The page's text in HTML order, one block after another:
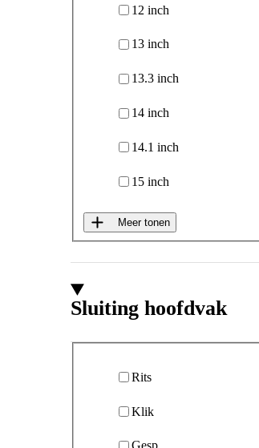
12 inch
13 inch
13.3 inch
14 inch
14.1 inch
15 inch
Meer tonen
Sluiting hoofdvak
Rits
Klik